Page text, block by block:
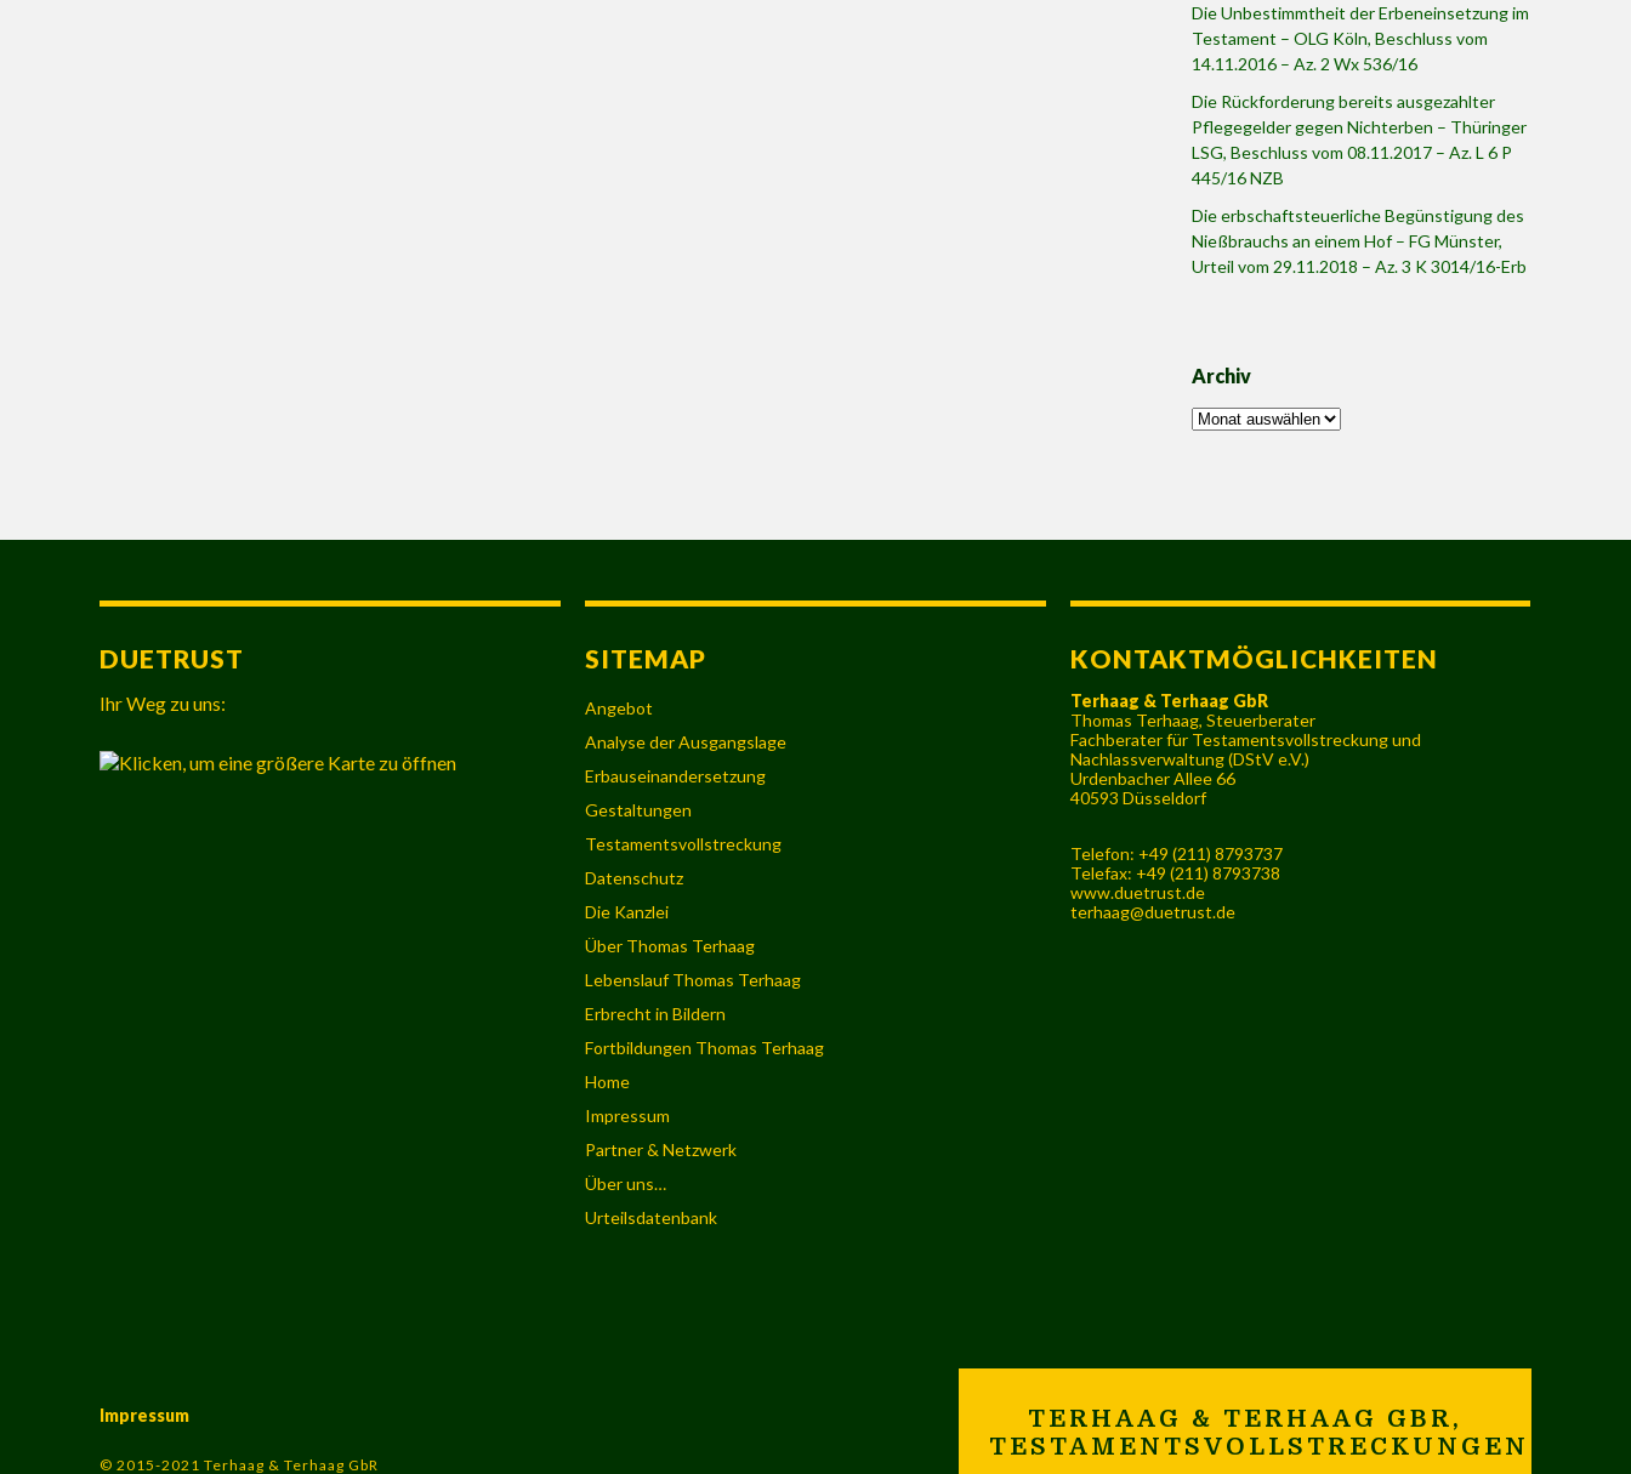
Die Unbestimmtheit der Erbeneinsetzung im
Testament – OLG Köln, Beschluss vom
14.11.2016 – Az. 2 Wx 536/16
Die Rückforderung bereits ausgezahlter
Pflegegelder gegen Nichterben – Thüringer
LSG, Beschluss vom 08.11.2017 – Az. L 6 P
445/16 NZB
Die erbschaftsteuerliche Begünstigung des
Nießbrauchs an einem Hof – FG Münster,
Urteil vom 29.11.2018 – Az. 3 K 3014/16-Erb
Archiv
Archiv
DUETRUST
Ihr Weg zu uns:
SITEMAP
Angebot
Analyse der Ausgangslage
Erbauseinandersetzung
Gestaltungen
Testamentsvollstreckung
Datenschutz
Die Kanzlei
Über Thomas Terhaag
Lebenslauf Thomas Terhaag
Erbrecht in Bildern
Fortbildungen Thomas Terhaag
Home
Impressum
Partner & Netzwerk
Über uns…
Urteilsdatenbank
KONTAKTMÖGLICHKEITEN
Terhaag & Terhaag GbR
Thomas Terhaag, Steuerberater
Fachberater für Testamentsvollstreckung und
Nachlassverwaltung (DStV e.V.)
Urdenbacher Allee 66
40593 Düsseldorf
Telefon: +49 (211) 8793737
Telefax: +49 (211) 8793738
www.duetrust.de
terhaag@duetrust.de
Impressum
© 2015-2021 Terhaag & Terhaag GbR
TERHAAG & TERHAAG GBR,
TESTAMENTSVOLLSTRECKUNGEN